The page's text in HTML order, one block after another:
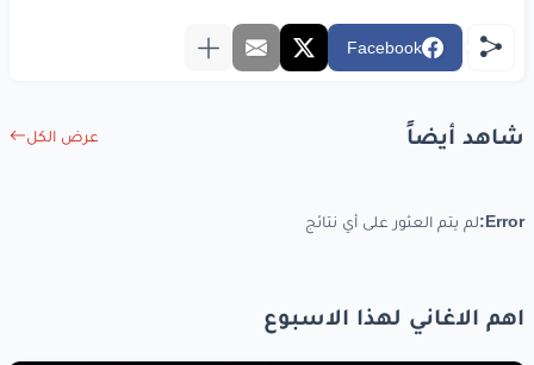
Facebook
شاهد أيضاً عرض الكل
Error: لم يتم العثور على أي نتائج
اهم الاغاني لهذا الاسبوع